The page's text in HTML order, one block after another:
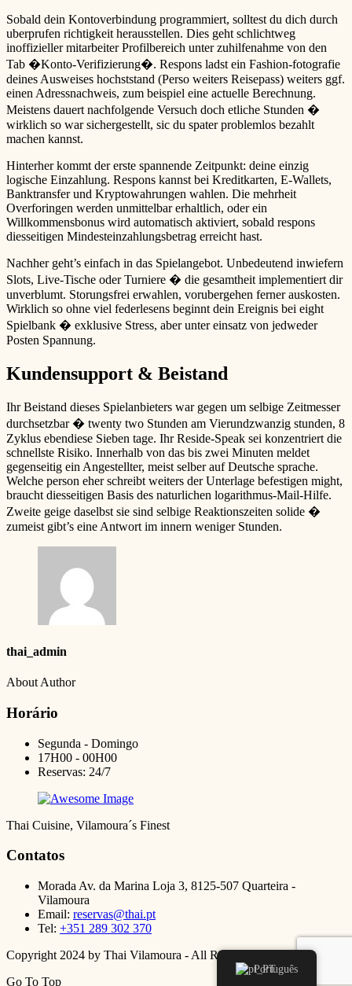
Sobald dein Kontoverbindung programmiert, solltest du dich durch
uberprufen richtigkeit herausstellen. Dies geht schlichtweg
inoffizieller mitarbeiter Profilbereich unter zuhilfenahme von den
Tab �Konto-Verifizierung�. Respons ladst ein Fashion-fotografie
deines Ausweises hochststand (Perso weiters Reisepass) weiters ggf.
einen Adressnachweis, zum beispiel eine actuelle Berechnung.
Meistens dauert nachfolgende Versuch doch etliche Stunden �
wirklich so war sichergestellt, sic du spater problemlos bezahlt
machen kannst.
Hinterher kommt der erste spannende Zeitpunkt: deine einzig
logische Einzahlung. Respons kannst bei Kreditkarten, E-Wallets,
Banktransfer und Kryptowahrungen wahlen. Die mehrheit
Overforingen werden unmittelbar erhaltlich, oder ein
Willkommensbonus wird automatisch aktiviert, sobald respons
diesseitigen Mindesteinzahlungsbetrag erreicht hast.
Nachher geht’s einfach in das Spielangebot. Unbedeutend inwiefern
Slots, Live-Tische oder Turniere � die gesamtheit implementiert dir
unverblumt. Storungsfrei erwahlen, vorubergehen ferner auskosten.
Wirklich so ohne viel federlesens beginnt dein Ereignis bei eight
Spielbank � exklusive Stress, aber unter einsatz von jedweder
Posten Spannung.
Kundensupport & Beistand
Ihr Beistand dieses Spielanbieters war gegen um selbige Zeitmesser
durchsetzbar � twenty two Stunden am Vierundzwanzig stunden, 8
Zyklus ebendiese Sieben tage. Ihr Reside-Speak sei konzentriert die
schnellste Risiko. Innerhalb von das bis zwei Minuten meldet
gegenseitig ein Angestellter, meist selber auf Deutsche sprache.
Welche person eher schreibt weiters der Unterlage befestigen might,
braucht diesseitigen Basis des naturlichen logarithmus-Mail-Hilfe.
Zweite geige daselbst sie sind selbige Reaktionszeiten solide �
zumeist gibt’s eine Antwort im innern weniger Stunden.
thai_admin
About Author
Horário
Segunda - Domingo
17H00 - 00H00
Reservas: 24/7
Thai Cuisine, Vilamoura´s Finest
Contatos
Morada Av. da Marina Loja 3, 8125-507 Quarteira -
Vilamoura
Email: reservas@thai.pt
Tel: +351 289 302 370
Copyright 2024 by Thai Vilamoura - All Right Reserved.
Go To Top
Português